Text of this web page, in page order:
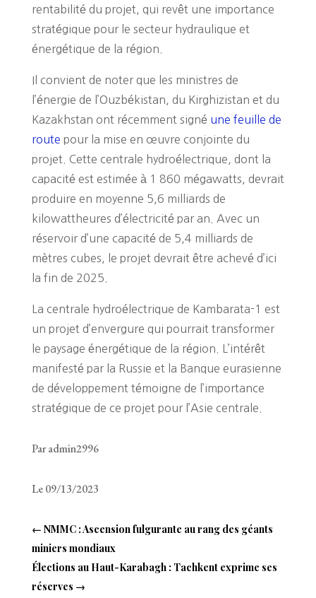
rentabilité du projet, qui revêt une importance
stratégique pour le secteur hydraulique et
énergétique de la région.
Il convient de noter que les ministres de
l’énergie de l’Ouzbékistan, du Kirghizistan et du
Kazakhstan ont récemment signé une feuille de
route pour la mise en œuvre conjointe du
projet. Cette centrale hydroélectrique, dont la
capacité est estimée à 1 860 mégawatts, devrait
produire en moyenne 5,6 milliards de
kilowattheures d’électricité par an. Avec un
réservoir d’une capacité de 5,4 milliards de
mètres cubes, le projet devrait être achevé d’ici
la fin de 2025.
La centrale hydroélectrique de Kambarata-1 est
un projet d’envergure qui pourrait transformer
le paysage énergétique de la région. L’intérêt
manifesté par la Russie et la Banque eurasienne
de développement témoigne de l’importance
stratégique de ce projet pour l’Asie centrale.
Par admin2996
Le 09/13/2023
← NMMC : Ascension fulgurante au rang des géants
miniers mondiaux
Élections au Haut-Karabagh : Tachkent exprime ses
réserves →